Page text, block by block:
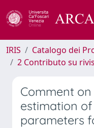
IRIS
Catalogo dei
2 Contributo su
Comment on
estimation
parameters